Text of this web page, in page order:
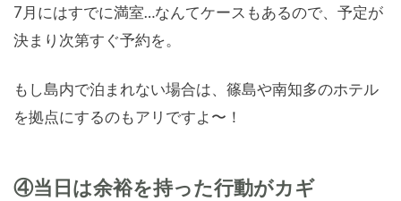
7月にはすでに満室…なんてケースもあるので、予定が
決まり次第すぐ予約を。
もし島内で泊まれない場合は、篠島や南知多のホテル
を拠点にするのもアリですよ〜！
④当日は余裕を持った行動がカギ